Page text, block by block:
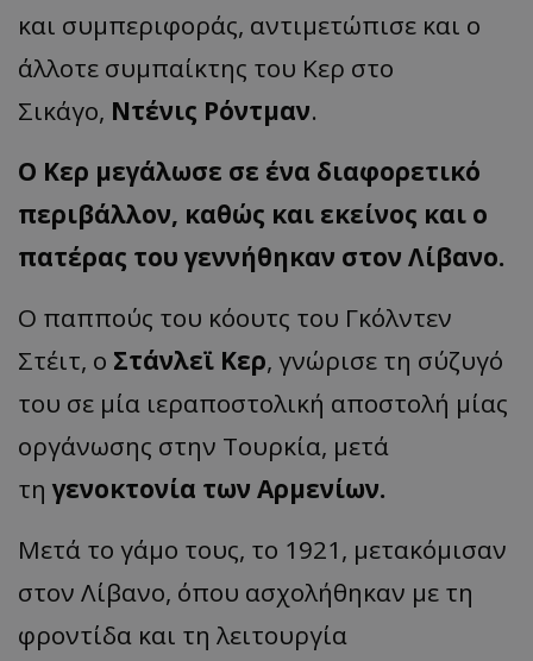
και συμπεριφοράς, αντιμετώπισε και ο
άλλοτε συμπαίκτης του Κερ στο
Σικάγο, Ντένις Ρόντμαν.
Ο Κερ μεγάλωσε σε ένα διαφορετικό
περιβάλλον, καθώς και εκείνος και ο
πατέρας του γεννήθηκαν στον Λίβανο.
Ο παππούς του κόουτς του Γκόλντεν
Στέιτ, ο Στάνλεϊ Κερ, γνώρισε τη σύζυγό
του σε μία ιεραποστολική αποστολή μίας
οργάνωσης στην Τουρκία, μετά
τη γενοκτονία των Αρμενίων.
Μετά το γάμο τους, το 1921, μετακόμισαν
στον Λίβανο, όπου ασχολήθηκαν με τη
φροντίδα και τη λειτουργία